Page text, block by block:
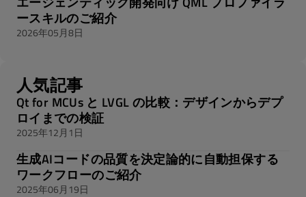
ースキルのご紹介
2026年05月8日
人気記事
Qt for MCUs と LVGL の比較：デザインからデプ
ロイまでの検証
2025年12月1日
生成AIコードの品質を決定論的に自動担保する
ワークフローのご紹介
2025年06月19日